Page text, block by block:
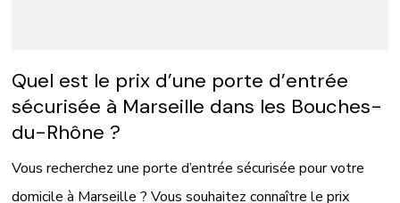
Quel est le prix d’une porte d’entrée
sécurisée à Marseille dans les Bouches-
du-Rhône ?
Vous recherchez une porte d’entrée sécurisée pour votre
domicile à Marseille ? Vous souhaitez connaître le prix